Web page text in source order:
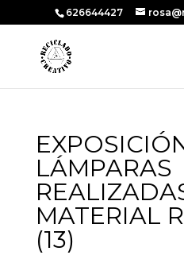
626644427
LÁMPARAS
MATERIAL
(13)